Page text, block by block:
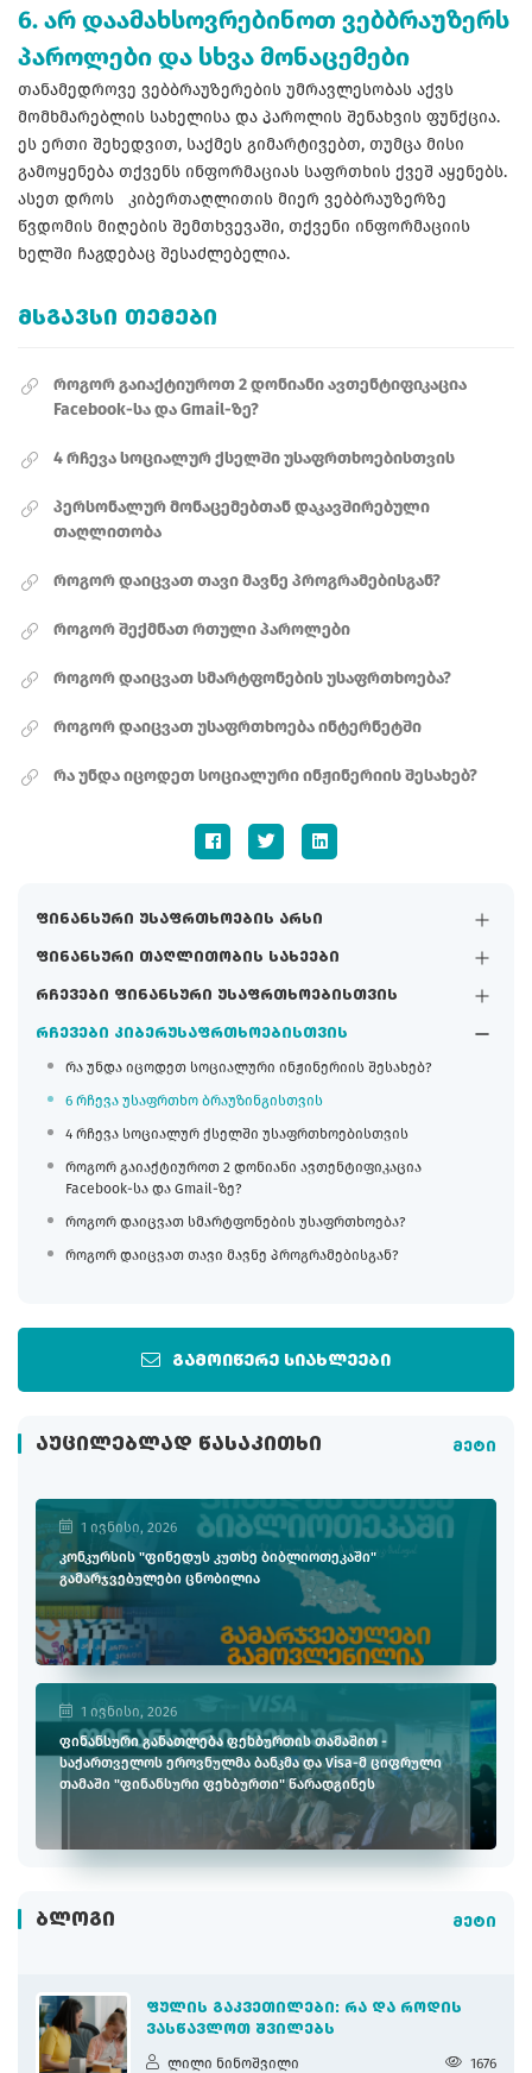
ფინანსური უსაფრთხოების არსი
ფინანსური თაღლითობის სახეები
რჩევები ფინანსური უსაფრთხოებისთვის
რჩევები კიბერუსაფრთხოებისთვის
რა უნდა იცოდეთ სოციალური ინჟინერიის შესახებ?
6 რჩევა უსაფრთხო ბრაუზინგისთვის
4 რჩევა სოციალურ ქსელში უსაფრთხოებისთვის
როგორ გაიაქტიუროთ 2 დონიანი ავთენტიფიკაცია
Facebook-სა და Gmail-ზე?
როგორ დაიცვათ სმარტფონების უსაფრთხოება?
როგორ დაიცვათ თავი მავნე პროგრამებისგან?
გამოიწერე სიახლეები
ᲐᲣᲪᲘᲚᲔᲑᲚᲐᲓ ᲬᲐᲡᲐᲙᲘᲗᲮᲘ მეტი
1 ივნისი, 2026
კონკურსის "ფინედუს კუთხე ბიბლიოთეკაში"
გამარჯვებულები ცნობილია
1 ივნისი, 2026
ფინანსური განათლება ფეხბურთის თამაშით -
საქართველოს ეროვნულმა ბანკმა და Visa-მ ციფრული
თამაში "ფინანსური ფეხბურთი" წარადგინეს
ᲑᲚᲝᲒᲘ მეტი
ᲤᲣᲚᲘᲡ ᲒᲐᲙᲕᲔᲗᲘᲚᲔᲑᲘ: ᲠᲐ ᲓᲐ ᲠᲝᲓᲘᲡ
ᲕᲐᲡᲬᲐᲕᲚᲝᲗ ᲨᲕᲘᲚᲔᲑᲡ
ლილი ნინოშვილი 1676
6. არ დაამახსოვრებინოთ ვებბრაუზერს
პაროლები და სხვა მონაცემები
თანამედროვე ვებბრაუზერების უმრავლესობას აქვს
მომხმარებლის სახელისა და პაროლის შენახვის ფუნქცია.
ეს ერთი შეხედვით, საქმეს გიმარტივებთ, თუმცა მისი
გამოყენება თქვენს ინფორმაციას საფრთხის ქვეშ აყენებს.
ასეთ დროს კიბერთაღლითის მიერ ვებბრაუზერზე
წვდომის მიღების შემთხვევაში, თქვენი ინფორმაციის
ხელში ჩაგდებაც შესაძლებელია.
ᲛᲡᲒᲐᲕᲡᲘ ᲗᲔᲛᲔᲑᲘ
როგორ გაიაქტიუროთ 2 დონიანი ავთენტიფიკაცია
Facebook-სა და Gmail-ზე?
4 რჩევა სოციალურ ქსელში უსაფრთხოებისთვის
პერსონალურ მონაცემებთან დაკავშირებული
თაღლითობა
როგორ დაიცვათ თავი მავნე პროგრამებისგან?
როგორ შექმნათ რთული პაროლები
როგორ დაიცვათ სმარტფონების უსაფრთხოება?
როგორ დაიცვათ უსაფრთხოება ინტერნეტში
რა უნდა იცოდეთ სოციალური ინჟინერიის შესახებ?